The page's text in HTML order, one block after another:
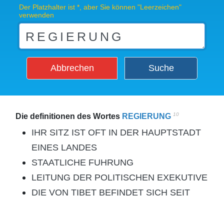
Der Platzhalter ist *, aber Sie können "Leerzeichen"
verwenden
Abbrechen Suche
Die definitionen des Wortes REGIERUNG 10
IHR SITZ IST OFT IN DER HAUPTSTADT
EINES LANDES
STAATLICHE FUHRUNG
LEITUNG DER POLITISCHEN EXEKUTIVE
DIE VON TIBET BEFINDET SICH SEIT